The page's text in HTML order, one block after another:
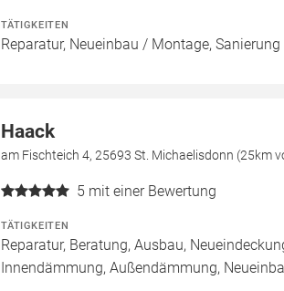
TÄTIGKEITEN
Reparatur, Neueinbau / Montage,
Haack
am Fischteich 4, 25693 St. Michaelisdonn (25km
5 mit einer Bewertung
TÄTIGKEITEN
Reparatur, Beratung, Ausbau,
Innendämmung, Außendämmung,